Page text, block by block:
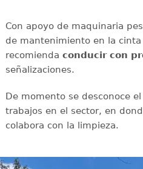
Con apoyo de maquinaria
de mantenimiento en la
recomienda conducir con
señalizaciones.
De momento se desconoce
trabajos en el sector, en
colabora con la limpieza.